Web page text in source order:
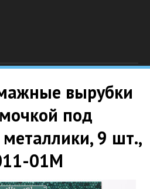
вырубки
под
9 шт.,
01M